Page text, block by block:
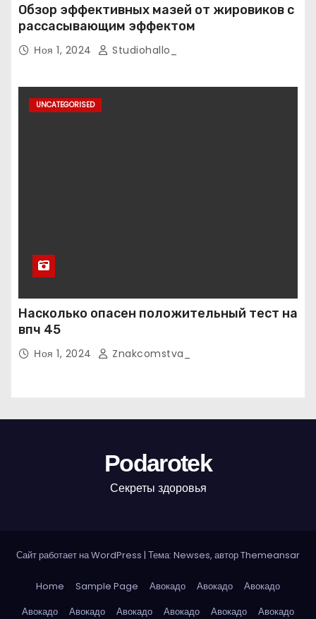
Обзор эффективных мазей от жировиков с
рассасывающим эффектом
Ноя 1, 2024 Studiohallo_
UNCATEGORISED
Насколько опасен положительный тест на
впч 45
Ноя 1, 2024 Znakcomstva_
Podarotek
Секреты здоровья
Сайт работает на WordPress | Тема: Newses, авторThemeansar
Home Sample Page Авокадо Авокадо
Авокадо
Авокадо
Авокадо Авокадо Авокадо Авокадо
Авокадо